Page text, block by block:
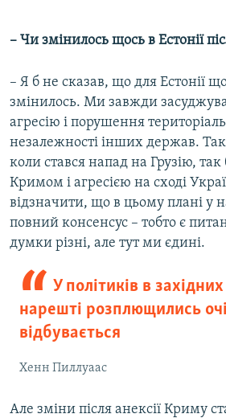
– Чи змінилось щось в Естонії
– Я б не сказав, що для Естонії
змінилось. Ми завжди
агресію і порушення
незалежності інших держав.
коли стався напад на Грузію, так
Кримом і агресією на сході
відзначити, що в цьому плані у
повний консенсус – тобто є
думки різні, але тут ми єдині.
У політиків в
нарешті розплющились
відбувається
Хенн Пиллуаас
Але зміни після анексії Криму